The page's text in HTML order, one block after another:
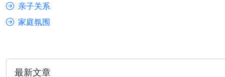
亲子关系
家庭氛围
最新文章